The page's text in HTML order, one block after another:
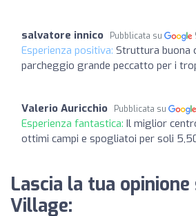
salvatore innico Pubblicata su
Esperienza positiva: Struttura buona
parcheggio grande peccatto per i
Valerio Auricchio Pubblicata su
Esperienza fantastica: Il miglior
ottimi campi e spogliatoi per soli
Lascia la tua
Village: